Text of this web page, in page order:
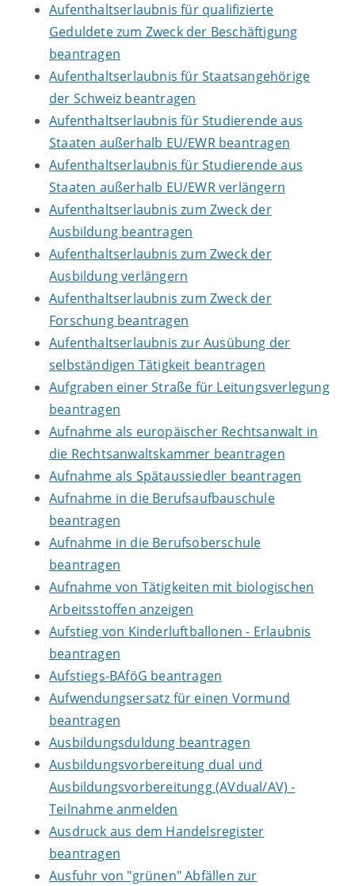
Aufenthaltserlaubnis für qualifizierte
Geduldete zum Zweck der Beschäftigung
beantragen
Aufenthaltserlaubnis für Staatsangehörige
der Schweiz beantragen
Aufenthaltserlaubnis für Studierende aus
Staaten außerhalb EU/EWR beantragen
Aufenthaltserlaubnis für Studierende aus
Staaten außerhalb EU/EWR verlängern
Aufenthaltserlaubnis zum Zweck der
Ausbildung beantragen
Aufenthaltserlaubnis zum Zweck der
Ausbildung verlängern
Aufenthaltserlaubnis zum Zweck der
Forschung beantragen
Aufenthaltserlaubnis zur Ausübung der
selbständigen Tätigkeit beantragen
Aufgraben einer Straße für Leitungsverlegung
beantragen
Aufnahme als europäischer Rechtsanwalt in
die Rechtsanwaltskammer beantragen
Aufnahme als Spätaussiedler beantragen
Aufnahme in die Berufsaufbauschule
beantragen
Aufnahme in die Berufsoberschule
beantragen
Aufnahme von Tätigkeiten mit biologischen
Arbeitsstoffen anzeigen
Aufstieg von Kinderluftballonen - Erlaubnis
beantragen
Aufstiegs-BAföG beantragen
Aufwendungsersatz für einen Vormund
beantragen
Ausbildungsduldung beantragen
Ausbildungsvorbereitung dual und
Ausbildungsvorbereitungg (AVdual/AV) -
Teilnahme anmelden
Ausdruck aus dem Handelsregister
beantragen
Ausfuhr von "grünen" Abfällen zur